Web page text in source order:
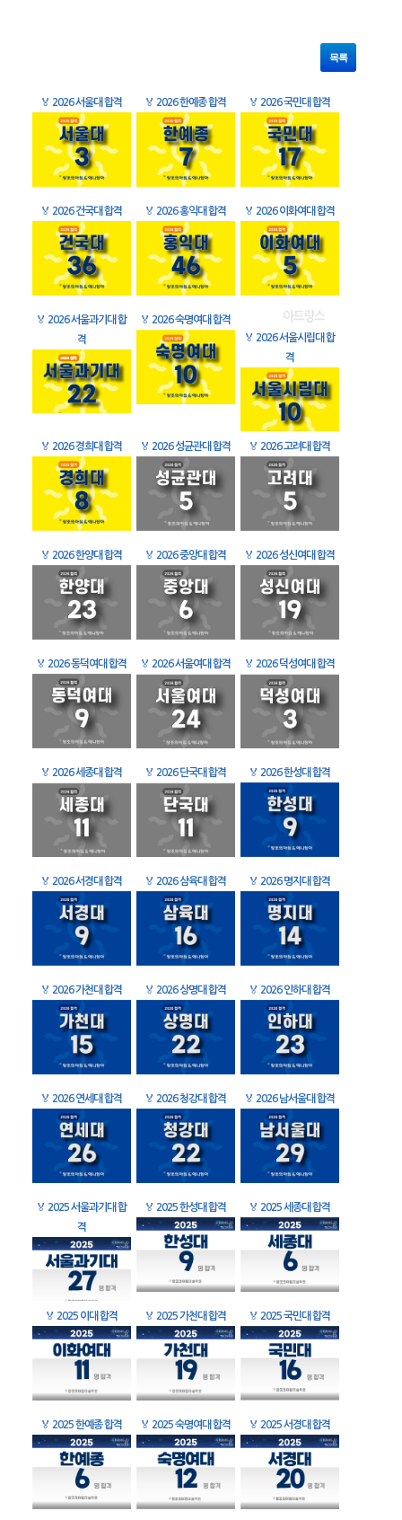
목록
🏅 2026 서울대 합격 🏅 2026 한예종 합격 🏅 2026 국민대 합격
🏅 2026 건국대 합격 🏅 2026 홍익대 합격 🏅 2026 이화여대 합격
🏅 2026 서울과기대 합
격
🏅 2026 숙명여대 합격
🏅 2026 서울시립대 합
격
🏅 2026 경희대 합격 🏅 2026 성균관대 합격 🏅 2026 고려대 합격
🏅 2026 한양대 합격 🏅 2026 중앙대 합격 🏅 2026 성신여대 합격
🏅 2026 동덕여대 합격 🏅 2026 서울여대 합격 🏅 2026 덕성여대 합격
🏅 2026 세종대 합격 🏅 2026 단국대 합격 🏅 2026 한성대 합격
🏅 2026 서경대 합격 🏅 2026 삼육대 합격 🏅 2026 명지대 합격
🏅 2026 가천대 합격 🏅 2026 상명대 합격 🏅 2026 인하대 합격
🏅 2026 연세대 합격 🏅 2026 청강대 합격 🏅 2026 남서울대 합격
🏅 2025 서울과기대 합
격
🏅 2025 한성대 합격 🏅 2025 세종대 합격
🏅 2025 이대 합격 🏅 2025 가천대 합격 🏅 2025 국민대 합격
🏅 2025 한예종 합격 🏅 2025 숙명여대 합격 🏅 2025 서경대 합격